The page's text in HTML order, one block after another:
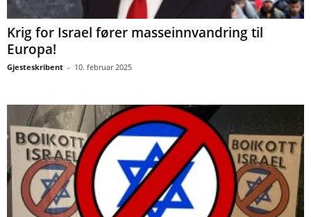
Krig for Israel fører masseinnvandring til
Europa!
Gjesteskribent - 10. februar 2025